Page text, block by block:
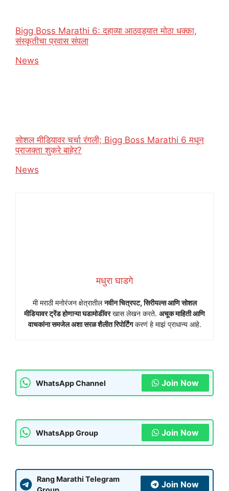
Bigg Boss Marathi 6: दहाव्या आठवड्यात मोठा धक्का,
संस्कृतीचा प्रवास संपला
In relation to
News
सोशल मीडियावर चर्चा रंगली; Bigg Boss Marathi 6 मधून
प्राजक्ता शुक्रे बाहेर?
In relation to
News
मधुरा घाडगे
मी मराठी मनोरंजन क्षेत्रातीलनवीन चित्रपट, सिरीयल्स आणि सोशल
मीडियावर ट्रेंड होणाऱ्या घडामोडींवरखास लेखन करते. अचूक माहिती आणि
वाचकांना समजेल अशा सरळ शैलीत रिपोर्टिंगकरणं हे माझं प्राधान्य आहे.
WhatsApp Channel Join Now
WhatsApp Group Join Now
Rang Marathi Telegram
Join Now